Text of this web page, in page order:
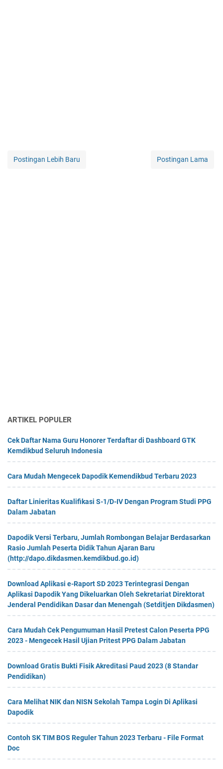
Postingan Lebih Baru Postingan Lama
ARTIKEL POPULER
Cek Daftar Nama Guru Honorer Terdaftar di Dashboard GTK
Kemdikbud Seluruh Indonesia
Cara Mudah Mengecek Dapodik Kemendikbud Terbaru 2023
Daftar Linieritas Kualifikasi S-1/D-IV Dengan Program Studi PPG
Dalam Jabatan
Dapodik Versi Terbaru, Jumlah Rombongan Belajar Berdasarkan
Rasio Jumlah Peserta Didik Tahun Ajaran Baru
(http://dapo.dikdasmen.kemdikbud.go.id)
Download Aplikasi e-Raport SD 2023 Terintegrasi Dengan
Aplikasi Dapodik Yang Dikeluarkan Oleh Sekretariat Direktorat
Jenderal Pendidikan Dasar dan Menengah (Setditjen Dikdasmen)
Cara Mudah Cek Pengumuman Hasil Pretest Calon Peserta PPG
2023 - Mengecek Hasil Ujian Pritest PPG Dalam Jabatan
Download Gratis Bukti Fisik Akreditasi Paud 2023 (8 Standar
Pendidikan)
Cara Melihat NIK dan NISN Sekolah Tampa Login Di Aplikasi
Dapodik
Contoh SK TIM BOS Reguler Tahun 2023 Terbaru - File Format
Doc